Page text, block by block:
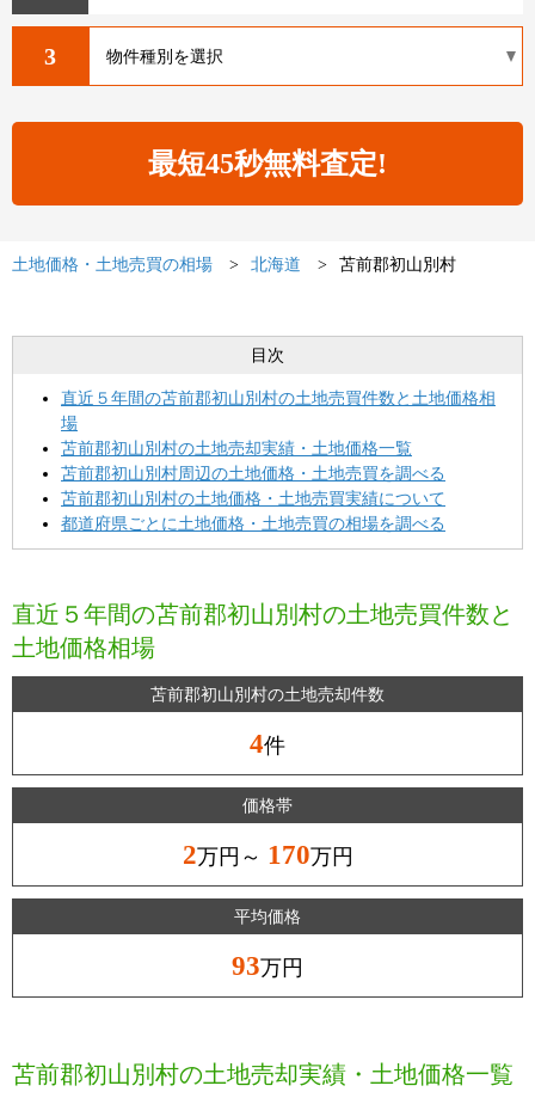
3
土地価格・土地売買の相場 北海道 苫前郡初山別村
目次
直近５年間の苫前郡初山別村の土地売買件数と土地価格相
場
苫前郡初山別村の土地売却実績・土地価格一覧
苫前郡初山別村周辺の土地価格・土地売買を調べる
苫前郡初山別村の土地価格・土地売買実績について
都道府県ごとに土地価格・土地売買の相場を調べる
直近５年間の苫前郡初山別村の土地売買件数と
土地価格相場
苫前郡初山別村の土地売却件数
4件
価格帯
2万円～ 170万円
平均価格
93万円
苫前郡初山別村の土地売却実績・土地価格一覧